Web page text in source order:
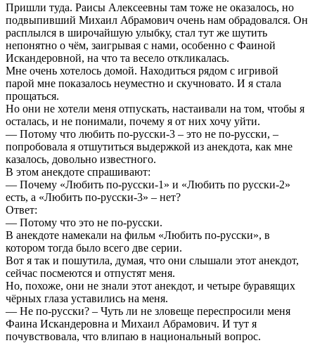
Пришли туда. Раисы Алексеевны там тоже не оказалось, но
подвыпивший Михаил Абрамович очень нам обрадовался. Он
расплылся в широчайшую улыбку, стал тут же шутить
непонятно о чём, заигрывая с нами, особенно с Фаиной
Искандеровной, на что та весело откликалась.
Мне очень хотелось домой. Находиться рядом с игривой
парой мне показалось неуместно и скучновато. И я стала
прощаться.
Но они не хотели меня отпускать, настаивали на том, чтобы я
осталась, и не понимали, почему я от них хочу уйти.
— Потому что любить по-русски-3 – это не по-русски, –
попробовала я отшутиться выдержкой из анекдота, как мне
казалось, довольно известного.
В этом анекдоте спрашивают:
— Почему «Любить по-русски-1» и «Любить по русски-2»
есть, а «Любить по-русски-3» – нет?
Ответ:
— Потому что это не по-русски.
В анекдоте намекали на фильм «Любить по-русски», в
котором тогда было всего две серии.
Вот я так и пошутила, думая, что они слышали этот анекдот,
сейчас посмеются и отпустят меня.
Но, похоже, они не знали этот анекдот, и четыре буравящих
чёрных глаза уставились на меня.
— Не по-русски? – Чуть ли не зловеще переспросили меня
Фаина Искандеровна и Михаил Абрамович. И тут я
почувствовала, что влипаю в национальный вопрос.